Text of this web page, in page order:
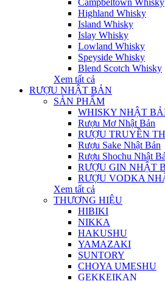
Campbeltown Whisky
Highland Whisky
Island Whisky
Islay Whisky
Lowland Whisky
Speyside Whisky
Blend Scotch Whisky
Xem tất cả
RƯỢU NHẬT BẢN
SẢN PHẨM
WHISKY NHẬT
Rượu Mơ Nhật Bản
RƯỢU TRUYỀN
Rượu Sake Nhật Bản
Rượu Shochu Nhật
RƯỢU GIN NHẬT
RƯỢU VODKA
Xem tất cả
THƯƠNG HIỆU
HIBIKI
NIKKA
HAKUSHU
YAMAZAKI
SUNTORY
CHOYA UMESHU
GEKKEIKAN